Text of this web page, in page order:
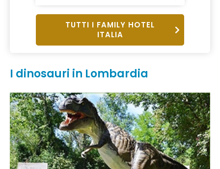
TUTTI I FAMILY HOTEL
ITALIA
I dinosauri in Lombardia